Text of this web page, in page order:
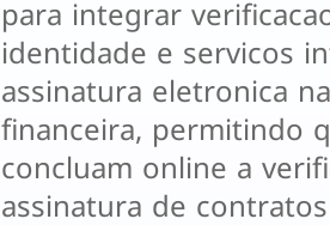
para integrar
identidade e servicos
assinatura eletronica
financeira, permitindo
concluam online a
assinatura de